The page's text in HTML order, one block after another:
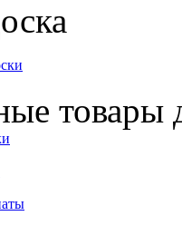
товары